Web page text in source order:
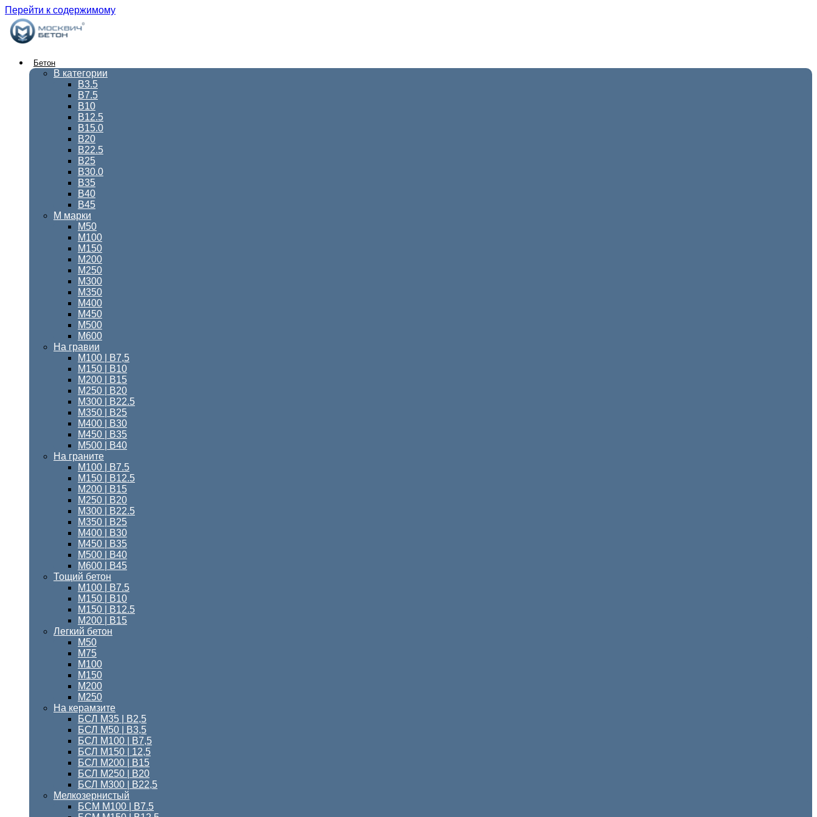
Перейти к содержимому
Бетон
В категории
В3.5
В7.5
В10
В12.5
В15.0
В20
В22.5
В25
В30.0
В35
В40
В45
М марки
М50
М100
М150
М200
М250
М300
М350
М400
М450
М500
М600
На гравии
М100 | B7,5
М150 | В10
М200 | B15
М250 | B20
М300 | B22.5
М350 | B25
М400 | B30
М450 | B35
М500 | B40
На граните
М100 | B7.5
M150 | B12.5
М200 | B15
М250 | B20
М300 | B22.5
М350 | B25
М400 | В30
М450 | В35
М500 | В40
М600 | В45
Тощий бетон
M100 | В7.5
М150 | B10
М150 | B12.5
М200 | В15
Легкий бетон
М50
М75
М100
М150
М200
М250
На керамзите
БСЛ М35 | В2,5
БСЛ М50 | В3,5
БСЛ М100 | В7,5
БСЛ М150 | 12,5
БСЛ М200 | В15
БСЛ M250 | В20
БСЛ М300 | B22,5
Мелкозернистый
БСМ M100 | B7.5